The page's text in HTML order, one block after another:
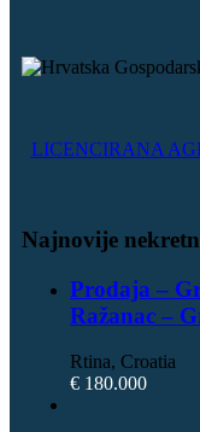
LICENCIRANA
Najnovije
Prodaja –
Ražanac –
Rtina, Croatia
€ 180.000